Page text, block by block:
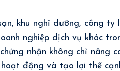
khu nghỉ dưỡng, công ty
nghiệp dịch vụ khác
nhận không chỉ nâng
động và tạo lợi thế